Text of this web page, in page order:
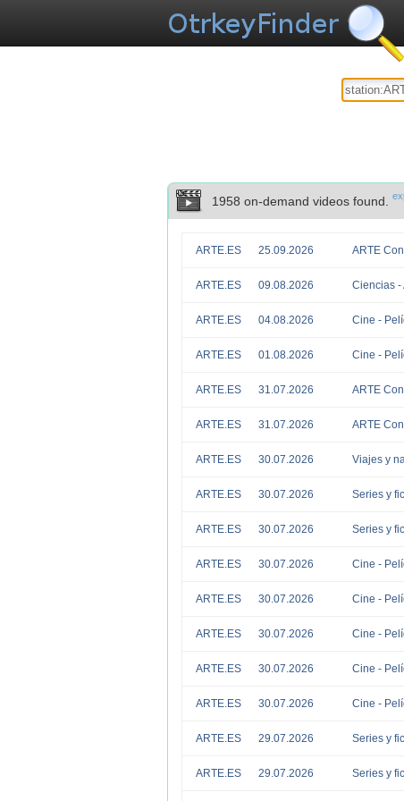
1958 on-demand videos found.
ARTE.ES 25.09.2026 ARTE
ARTE.ES 09.08.2026 Ciencias -
ARTE.ES 04.08.2026 Cine -
ARTE.ES 01.08.2026 Cine -
ARTE.ES 31.07.2026 ARTE
ARTE.ES 31.07.2026 ARTE
ARTE.ES 30.07.2026 Viajes y
ARTE.ES 30.07.2026 Series y
ARTE.ES 30.07.2026 Series y
ARTE.ES 30.07.2026 Cine -
ARTE.ES 30.07.2026 Cine -
ARTE.ES 30.07.2026 Cine -
ARTE.ES 30.07.2026 Cine -
ARTE.ES 30.07.2026 Cine -
ARTE.ES 29.07.2026 Series y
ARTE.ES 29.07.2026 Series y